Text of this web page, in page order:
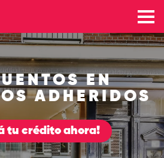
EN
ADHERIDOS
tu crédito ahora!